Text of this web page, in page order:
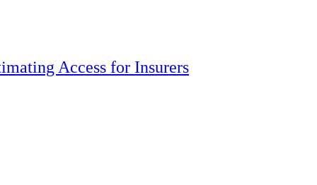
Access for Insurers